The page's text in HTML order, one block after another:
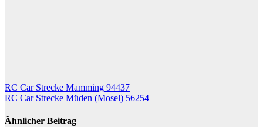
Beitragsnavigation
RC Car Strecke Mamming 94437
RC Car Strecke Müden (Mosel) 56254
Ähnlicher Beitrag